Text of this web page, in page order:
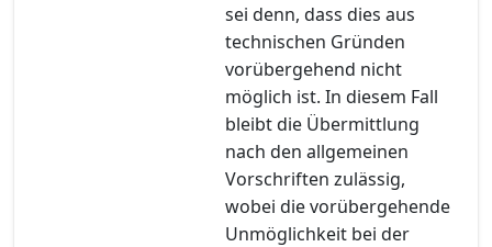
sei denn, dass dies aus
technischen Gründen
vorübergehend nicht
möglich ist. In diesem Fall
bleibt die Übermittlung
nach den allgemeinen
Vorschriften zulässig,
wobei die vorübergehende
Unmöglichkeit bei der